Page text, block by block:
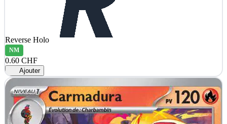
Reverse Holo
NM
0.60 CHF
Ajouter